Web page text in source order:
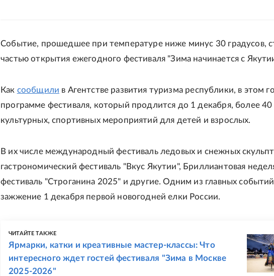
Событие, прошедшее при температуре ниже минус 30 градусов,
частью открытия ежегодного фестиваля "Зима начинается с
Как сообщили в Агентстве развития туризма республики, в этом
программе фестиваля, который продлится до 1 декабря, более 40
культурных, спортивных мероприятий для детей и взрослых.
В их числе международный фестиваль ледовых и снежных
гастрономический фестиваль "Вкус Якутии", Бриллиантовая
фестиваль "Строганина 2025" и другие. Одним из главных
зажжение 1 декабря первой новогодней елки России.
ЧИТАЙТЕ ТАКЖЕ
Ярмарки, катки и креативные мастер-классы: Что
интересного ждет гостей фестиваля "Зима в Москве
2025-2026"